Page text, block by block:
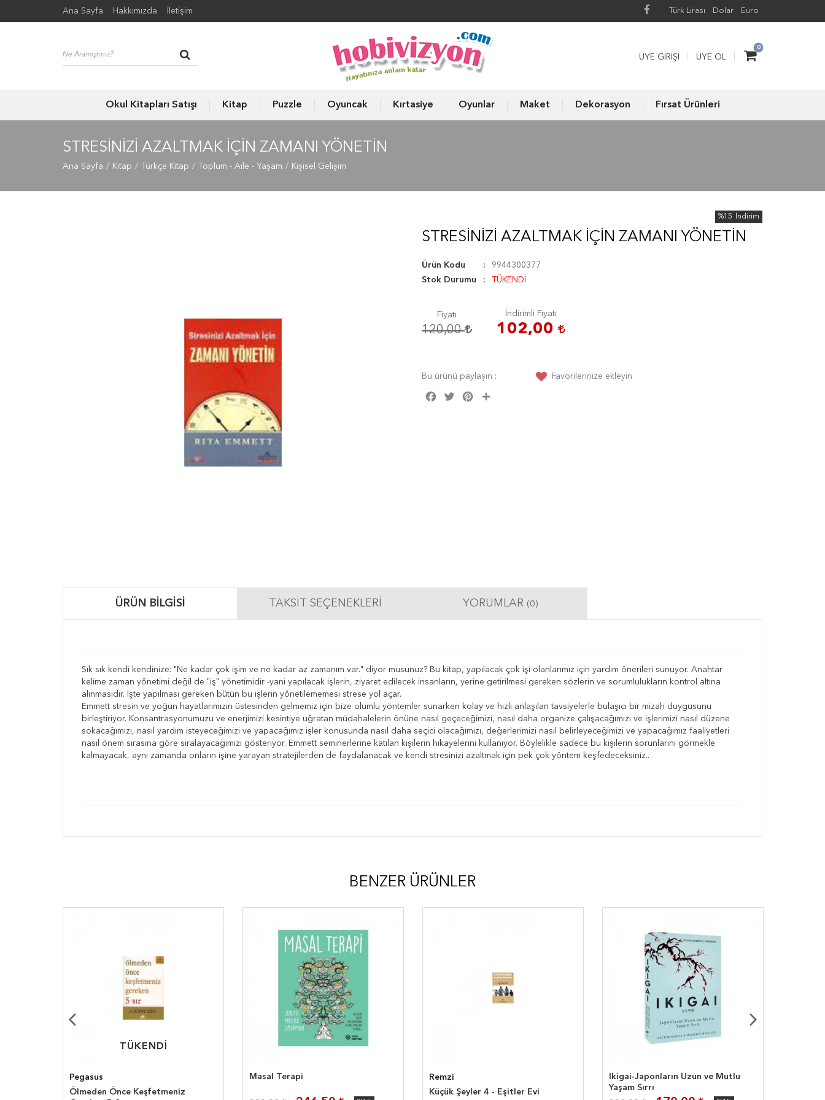
Ana Sayfa Hakkımızda İletişim Türk Lirası Dolar Euro
0
ÜYE GIRIŞI ÜYE OL
Okul Kitapları Satışı Kitap Puzzle Oyuncak Kırtasiye Oyunlar Maket Dekorasyon Fırsat Ürünleri
STRESINIZI AZALTMAK İÇIN ZAMANI YÖNETIN
Ana Sayfa Kitap Türkçe Kitap Toplum - Aile - Yaşam Kişisel Gelişim
STRESINIZI AZALTMAK İÇIN ZAMANI YÖNETIN
Ürün Kodu
9944300377
Stok Durumu
TÜKENDİ
Fiyatı
120,00
İndirimli Fiyatı
102,00
%15 İndirim
Bu ürünü paylaşın :
Facebook
Twitter Pinterest
Favorilerinize ekleyin
ÜRÜN BILGISI TAKSIT SEÇENEKLERI YORUMLAR (0)
Sık sık kendi kendinize: "Ne kadar çok işim ve ne kadar az zamanım var." diyor musunuz? Bu kitap, yapılacak çok işi olanlarımız için yardım önerileri sunuyor. Anahtar
kelime zaman yönetimi değil de "iş" yönetimidir -yani yapılacak işlerin, ziyaret edilecek insanların, yerine getirilmesi gereken sözlerin ve sorumlulukların kontrol altına
alınmasıdır. İşte yapılması gereken bütün bu işlerin yönetilememesi strese yol açar.
Emmett stresin ve yoğun hayatlarımızın üstesinden gelmemiz için bize olumlu yöntemler sunarken kolay ve hızlı anlaşılan tavsiyelerle bulaşıcı bir mizah duygusunu
birleştiriyor. Konsantrasyonumuzu ve enerjimizi kesintiye uğratan müdahalelerin önüne nasıl geçeceğimizi, nasıl daha organize çalışacağımızı ve işlerimizi nasıl düzene
sokacağımızı, nasıl yardım isteyeceğimizi ve yapacağımız işler konusunda nasıl daha seçici olacağımızı, değerlerimizi nasıl belirleyeceğimizi ve yapacağımız faaliyetleri
nasıl önem sırasına göre sıralayacağımızı gösteriyor. Emmett seminerlerine katılan kişilerin hikayelerini kullanıyor. Böylelikle sadece bu kişilerin sorunlarını görmekle
kalmayacak, aynı zamanda onların işine yarayan stratejilerden de faydalanacak ve kendi stresinizi azaltmak için pek çok yöntem keşfedeceksiniz..
BENZER ÜRÜNLER
TÜKENDİ
TÜKENDİ
Pegasus
Ölmeden Önce Keşfetmeniz
Masal Terapi
Remzi
Küçük Şeyler 4 - Eşitler Evi
Ikigai-Japonların Uzun ve Mutlu
Yaşam Sırrı